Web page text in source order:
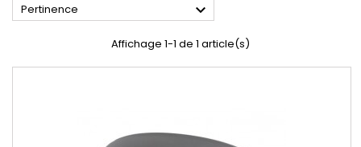
Pertinence 
Affichage 1-1 de 1 article(s)